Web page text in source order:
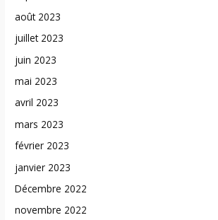
août 2023
juillet 2023
juin 2023
mai 2023
avril 2023
mars 2023
février 2023
janvier 2023
Décembre 2022
novembre 2022